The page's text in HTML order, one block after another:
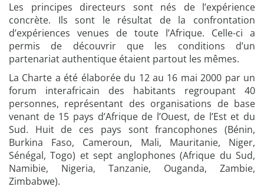
Les principes directeurs sont nés de l’expérience
concrète. Ils sont le résultat de la confrontation
d’expériences venues de toute l’Afrique. Celle-ci a
permis de découvrir que les conditions d’un
partenariat authentique étaient partout les mêmes.
La Charte a été élaborée du 12 au 16 mai 2000 par un
forum interafricain des habitants regroupant 40
personnes, représentant des organisations de base
venant de 15 pays d’Afrique de l’Ouest, de l’Est et du
Sud. Huit de ces pays sont francophones (Bénin,
Burkina Faso, Cameroun, Mali, Mauritanie, Niger,
Sénégal, Togo) et sept anglophones (Afrique du Sud,
Namibie, Nigeria, Tanzanie, Ouganda, Zambie,
Zimbabwe).